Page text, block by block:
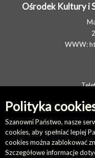
Polityka
Szanowni Państwo, nasze
cookies, aby spełniać lepiej
cookies można zablokować
Szczegółowe informacje
Ośrodek Kultury i
WWW:
E-MAIL: